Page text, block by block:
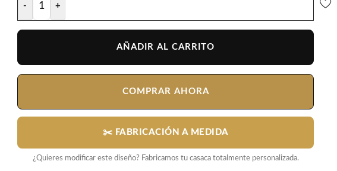
- +
AÑADIR AL CARRITO
COMPRAR AHORA
✂️ FABRICACIÓN A MEDIDA
¿Quieres modificar este diseño? Fabricamos tu casaca totalmente personalizada.